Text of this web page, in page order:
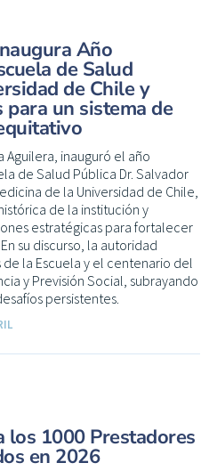
Año
de Salud
de Chile y
un sistema de
Aguilera, inauguró el año
de Salud Pública Dr. Salvador
de la Universidad de Chile,
de la institución y
estratégicas para fortalecer
su discurso, la autoridad
la Escuela y el centenario del
y Previsión Social, subrayando
persistentes.
los 1000 Prestadores
en 2026